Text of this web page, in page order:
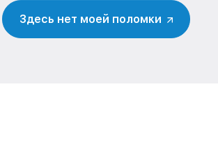
Здесь нет моей поломки